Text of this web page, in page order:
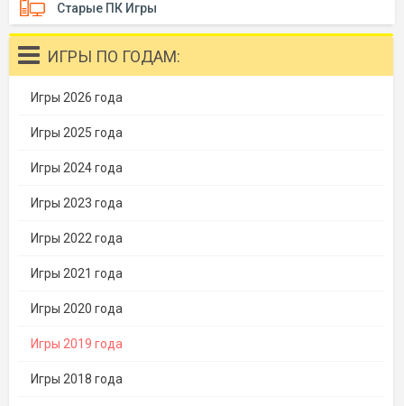
Старые ПК Игры
ИГРЫ ПО ГОДАМ:
Игры 2026 года
Игры 2025 года
Игры 2024 года
Игры 2023 года
Игры 2022 года
Игры 2021 года
Игры 2020 года
Игры 2019 года
Игры 2018 года